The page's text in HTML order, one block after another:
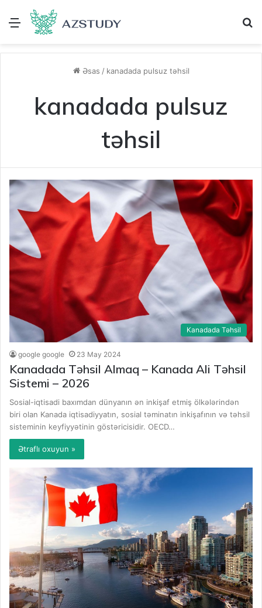
Menu
Əsas / kanadada pulsuz təhsil
kanadada pulsuz
təhsil
Kanadada Təhsil
google google 23 May 2024
Kanadada Təhsil Almaq – Kanada Ali Təhsil
Sistemi – 2026
Sosial-iqtisadi baxımdan dünyanın ən inkişaf etmiş ölkələrindən
biri olan Kanada iqtisadiyyatın, sosial təminatın inkişafının və təhsil
sisteminin keyfiyyətinin göstəricisidir. OECD…
Ətraflı oxuyun »